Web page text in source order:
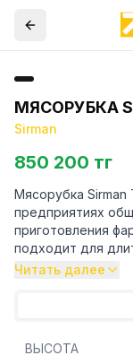
МЯСОРУБКА
Sirman
850 200 тг
Мясорубка Sirman
предприятиях
приготовления
подходит для
— Зубчатый
Читать далее
ВЫСОТА